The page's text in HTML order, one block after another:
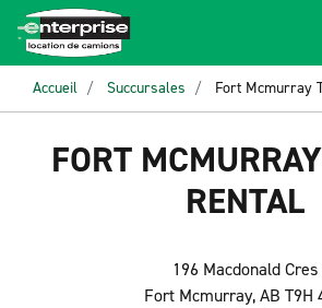
Accueil Succursales Fort Mcmurray
FORT
RENTAL
196 Macdonald Cres
Fort Mcmurray, AB T9H